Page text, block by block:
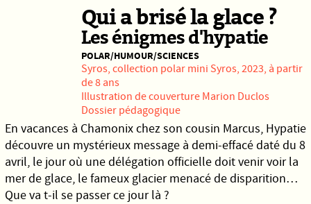
Qui a brisé la glace ?
Les énigmes d'hypatie
POLAR/HUMOUR/SCIENCES
Syros, collection polar mini Syros, 2023, à partir
de 8 ans
Illustration de couverture Marion Duclos
Dossier pédagogique
En vacances à Chamonix chez son cousin Marcus, Hypatie
découvre un mystérieux message à demi-effacé daté du 8
avril, le jour où une délégation officielle doit venir voir la
mer de glace, le fameux glacier menacé de disparition…
Que va t-il se passer ce jour là ?